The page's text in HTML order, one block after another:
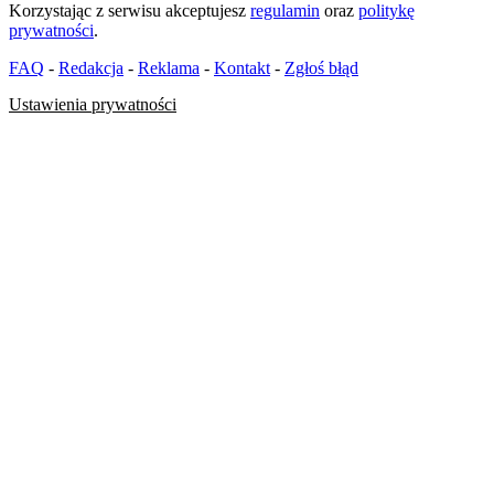
Korzystając z serwisu akceptujesz regulamin oraz politykę
prywatności.
FAQ - Redakcja - Reklama - Kontakt - Zgłoś błąd
Ustawienia prywatności